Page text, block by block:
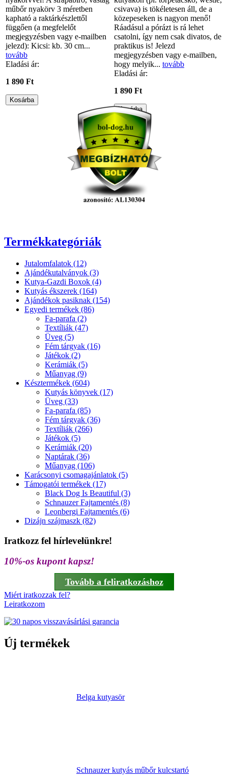
műbőr nyakörv 3 méretben
kapható a raktárkészlettől
függően (a megfelelőt
megjegyzésben vagy e-mailben
jelezd): Kicsi: kb. 30 cm...
tovább
Eladási ár:
1 890 Ft
csivava) is tökéletesen áll, de a
közepeseken is nagyon menő!
Ráadásul a pórázt is rá lehet
csatolni, így nem csak divatos, de
praktikus is! Jelezd
megjegyzésben vagy e-mailben,
hogy melyik... tovább
Eladási ár:
1 890 Ft
Termékkategóriák
Jutalomfalatok (12)
Ajándékutalványok (3)
Kutya-Gazdi Boxok (4)
Kutyás ékszerek (164)
Ajándékok pasiknak (154)
Egyedi termékek (86)
Fa-parafa (2)
Textíliák (47)
Üveg (5)
Fém tárgyak (16)
Játékok (2)
Kerámiák (5)
Műanyag (9)
Késztermékek (604)
Kutyás könyvek (17)
Üveg (33)
Fa-parafa (85)
Fém tárgyak (36)
Textíliák (266)
Játékok (5)
Kerámiák (20)
Naptárak (36)
Műanyag (106)
Karácsonyi csomagajánlatok (5)
Támogatói termékek (17)
Black Dog Is Beautiful (3)
Schnauzer Fajtamentés (8)
Leonbergi Fajtamentés (6)
Dizájn szájmaszk (82)
Iratkozz fel hírlevelünkre!
10%-os kupont kapsz!
Tovább a feliratkozáshoz
Miért iratkozzak fel?
Leiratkozom
Új termékek
Belga kutyasör
Schnauzer kutyás műbőr kulcstartó